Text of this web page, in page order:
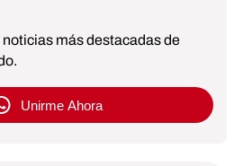
más destacadas de
Unirme Ahora